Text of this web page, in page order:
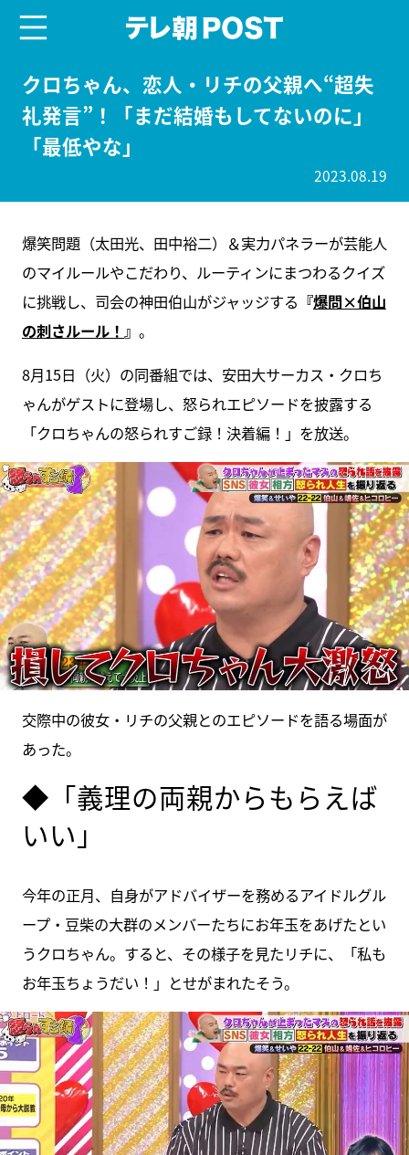
クロちゃん、恋人・リチの父親へ“超失
礼発言”！「まだ結婚もしてないのに」
「最低やな」
2023.08.19
爆笑問題（太田光、田中裕二）＆実力パネラーが芸能人
のマイルールやこだわり、ルーティンにまつわるクイズ
に挑戦し、司会の神田伯山がジャッジする 『爆問×伯山
の刺さルール！ 』 。
8月15日（火）の同番組では、安田大サーカス・クロち
ゃんがゲストに登場し、怒られエピソードを披露する
「クロちゃんの怒られすご録！決着編！」を放送。
交際中の彼女・リチの父親とのエピソードを語る場面が
あった。
◆「義理の両親からもらえば
いい」
今年の正月、自身がアドバイザーを務めるアイドルグル
ープ・豆柴の大群のメンバーたちにお年玉をあげたとい
うクロちゃん。すると、その様子を見たリチに、「私も
お年玉ちょうだい！」とせがまれたそう。